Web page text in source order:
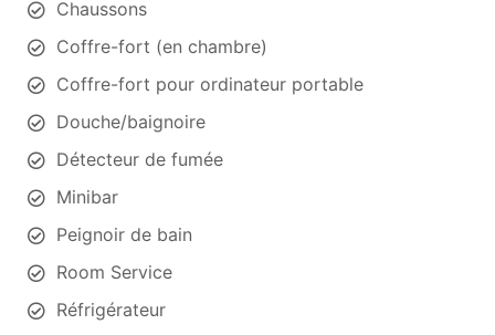
Chaussons
Coffre-fort (en chambre)
Coffre-fort pour ordinateur portable
Douche/baignoire
Détecteur de fumée
Minibar
Peignoir de bain
Room Service
Réfrigérateur